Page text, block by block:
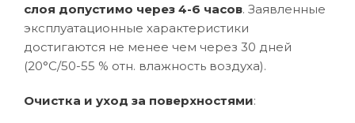
слоя допустимо через 4-6 часов. Заявленные
эксплуатационные характеристики
достигаются не менее чем через 30 дней
(20°C/50-55 % отн. влажность воздуха).
Очистка и уход за поверхностями: